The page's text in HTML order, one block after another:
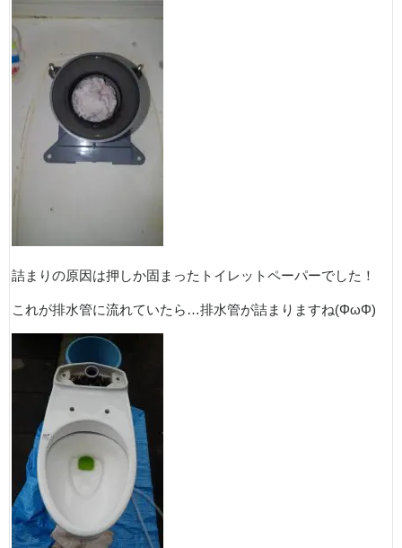
詰まりの原因は押しか固まったトイレットペーパーでした！
これが排水管に流れていたら…排水管が詰まりますね(ΦωΦ)